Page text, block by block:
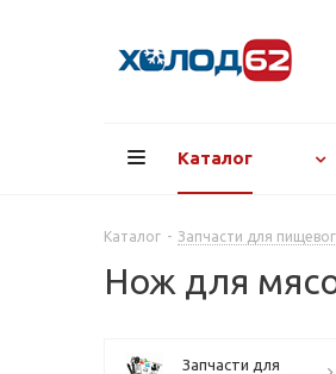
Каталог
Каталог - Запчасти для
Нож для
Запчасти для